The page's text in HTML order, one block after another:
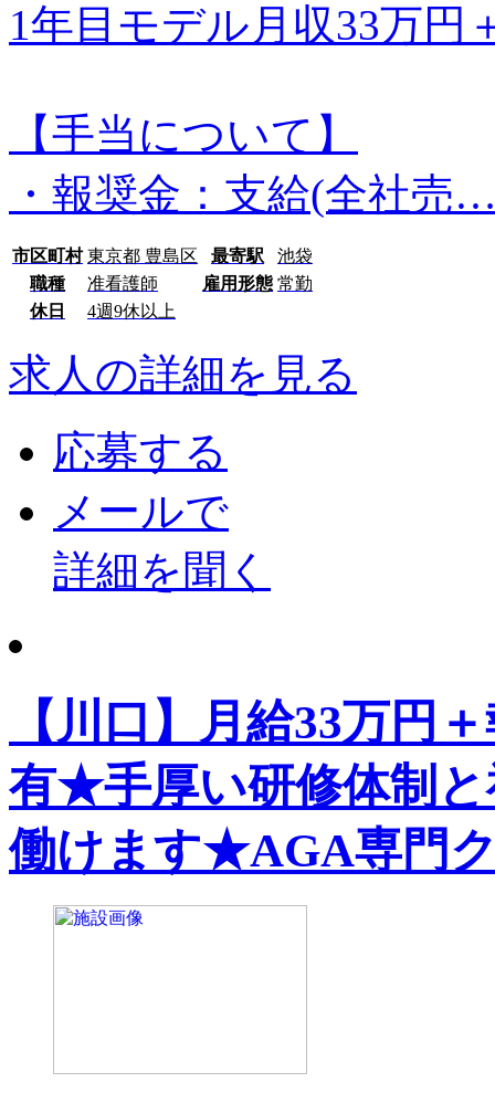
1年目モデル月収33万円
【手当について】
・報奨金：支給(全社売
市区町村 東京都 豊島区 最寄駅
池袋
職種
准看護師 雇用形態 常勤
休日
4週9休以上
求人の詳細を見る
応募する
メールで
詳細を聞く
【川口】月給33万円
有★手厚い研修体制
働けます★AGA専門